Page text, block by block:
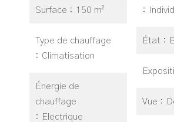
Surface 150 m²
Type de chauffage
Climatisation
Énergie de
chauffage
Electrique
État
Vue